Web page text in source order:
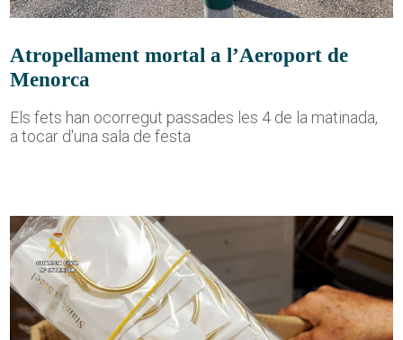
Atropellament mortal a l’Aeroport de
Menorca
Els fets han ocorregut passades les 4 de la matinada,
a tocar d'una sala de festa